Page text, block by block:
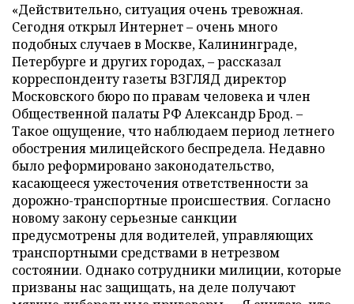
«Действительно, ситуация очень тревожная.
Сегодня открыл Интернет – очень много
подобных случаев в Москве, Калининграде,
Петербурге и других городах, – рассказал
корреспонденту газеты ВЗГЛЯД директор
Московского бюро по правам человека и член
Общественной палаты РФ Александр Брод. –
Такое ощущение, что наблюдаем период летнего
обострения милицейского беспредела. Недавно
было реформировано законодательство,
касающееся ужесточения ответственности за
дорожно-транспортные происшествия. Согласно
новому закону серьезные санкции
предусмотрены для водителей, управляющих
транспортными средствами в нетрезвом
состоянии. Однако сотрудники милиции, которые
призваны нас защищать, на деле получают